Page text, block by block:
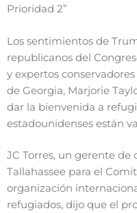
Prioridad 2”
Los sentimientos de
republicanos del
y expertos
de Georgia, Marjorie
dar la bienvenida a
estadounidenses están
JC Torres, un gerente de
Tallahassee para el
organización
refugiados, dijo que el